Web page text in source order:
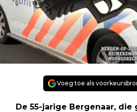
Voeg toe als
De 55-jarige Bergenaar, die